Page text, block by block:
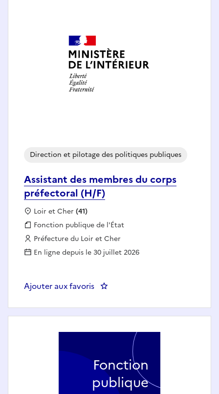
Assistant des membres du corps
préfectoral (H/F)
Direction et pilotage des politiques publiques
Localisation :
Loir et Cher (41)
Fonction publique :
Fonction publique de l'État
Employeur :
Préfecture du Loir et Cher
En ligne depuis le 30 juillet 2026
Ajouter aux favoris : Assistant des membres du
Fonction
publique